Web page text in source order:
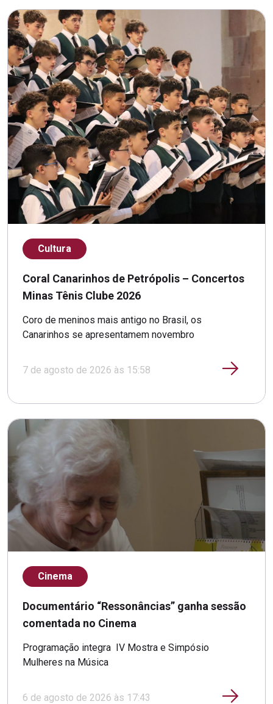
Cultura
Coral Canarinhos de Petrópolis – Concertos
Minas Tênis Clube 2026
Coro de meninos mais antigo no Brasil, os
Canarinhos se apresentamem novembro
7 de agosto de 2026 às 15:58
Cinema
Documentário “Ressonâncias” ganha sessão
comentada no Cinema
Programação integra IV Mostra e Simpósio
Mulheres na Música
6 de agosto de 2026 às 17:43